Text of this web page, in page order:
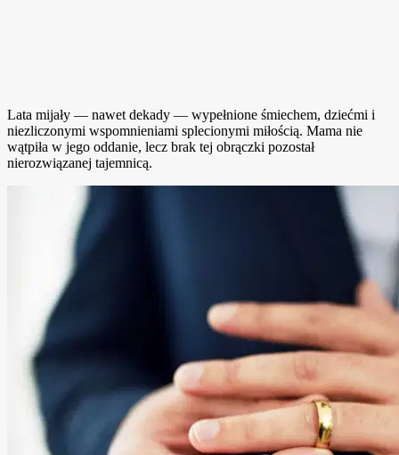
Lata mijały — nawet dekady — wypełnione śmiechem, dziećmi i
niezliczonymi wspomnieniami splecionymi miłością. Mama nie
wątpiła w jego oddanie, lecz brak tej obrączki pozostał
nierozwiązanej tajemnicą.